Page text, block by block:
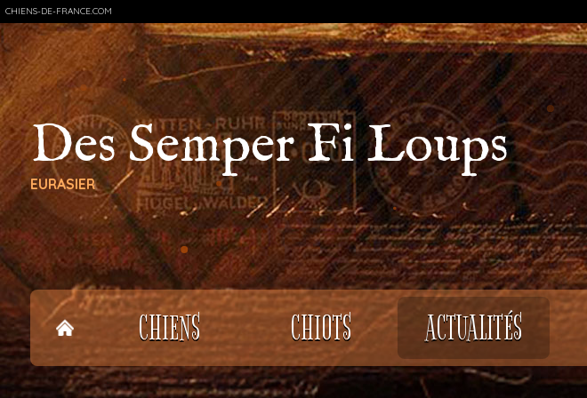
CHIENS-DE-FRANCE.COM
Des Semper Fi Loups
EURASIER
CHIENS CHIOTS ACTUALITÉS